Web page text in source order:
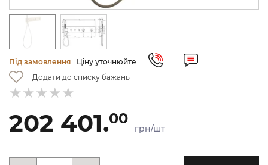
Під замовлення
Ціну уточнюйте
Додати до списку бажань
202 401.00
грн/шт